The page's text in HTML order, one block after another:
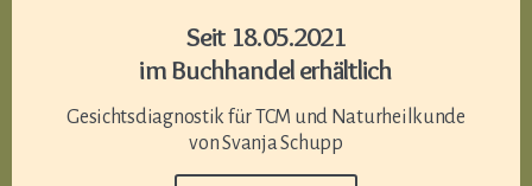
Seit 18.05.2021
im Buchhandel erhältlich
Gesichtsdiagnostik für TCM und Naturheilkunde
von Svanja Schupp